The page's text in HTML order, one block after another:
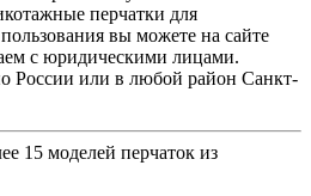
перчатки для
вы можете на сайте
с юридическими лицами.
России или в любой район Санкт-
15 моделей перчаток из